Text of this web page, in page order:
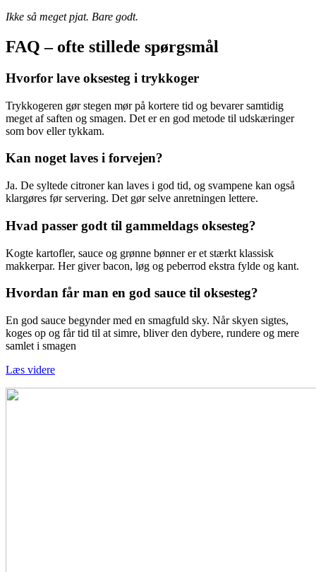
Ikke så meget pjat. Bare godt.
FAQ – ofte stillede spørgsmål
Hvorfor lave oksesteg i trykkoger
Trykkogeren gør stegen mør på kortere tid og bevarer samtidig
meget af saften og smagen. Det er en god metode til udskæringer
som bov eller tykkam.
Kan noget laves i forvejen?
Ja. De syltede citroner kan laves i god tid, og svampene kan også
klargøres før servering. Det gør selve anretningen lettere.
Hvad passer godt til gammeldags oksesteg?
Kogte kartofler, sauce og grønne bønner er et stærkt klassisk
makkerpar. Her giver bacon, løg og peberrod ekstra fylde og kant.
Hvordan får man en god sauce til oksesteg?
En god sauce begynder med en smagfuld sky. Når skyen sigtes,
koges op og får tid til at simre, bliver den dybere, rundere og mere
samlet i smagen
Læs videre